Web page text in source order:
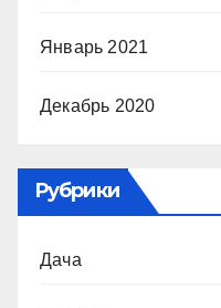
Январь 2021
Декабрь 2020
Рубрики
Дача